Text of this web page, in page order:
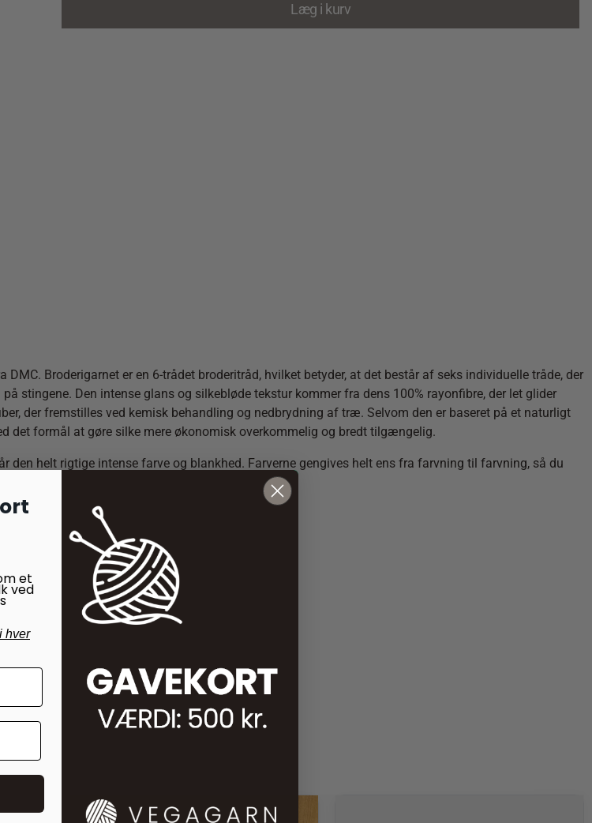
Læg i kurv
Broderigarnet er en 6-trådet broderitråd, hvilket betyder, at det består af seks individuelle tråde, der
stingene. Den intense glans og silkebløde tekstur kommer fra dens 100% rayonfibre, der let glider
der fremstilles ved kemisk behandling og nedbrydning af træ. Selvom den er baseret på et naturligt
det formål at gøre silke mere økonomisk overkommelig og bredt tilgængelig.
den helt rigtige intense farve og blankhed. Farverne gengives helt ens fra farvning til farvning, så du
et
ved
hver